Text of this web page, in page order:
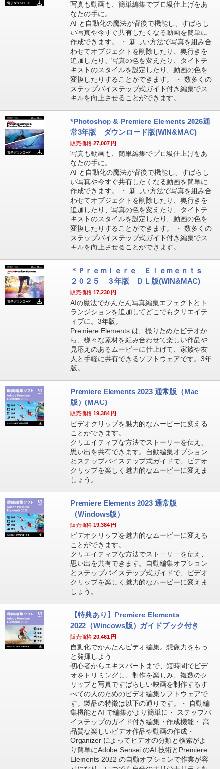
写真も動画も、簡単編集でプロ級仕上げをあ
なたの手に。
AI と自動化の魔法が背後で機能し、すばらし
い写真や今すぐ共有したくなる動画を簡単に
作成できます。 ・ 新しい方法で写真を組み合
わせてオブジェクトを削除したり、奥行きを
追加したり、写真の色を変えたり、タイトテ
キストのスタイルを設定したり、動画の色を
変換したりすることができます。 ・ 数多くの
ステップバイステップ式ガイド付き編集でス
キルを向上させることができます。
*Photoshop & Premiere Elements 2026通
常3年版 ダウンロード版(WIN&MAC)
販売価格 27,007 円
写真も動画も、簡単編集でプロ級仕上げをあ
なたの手に。
AI と自動化の魔法が背後で機能し、すばらし
い写真や今すぐ共有したくなる動画を簡単に
作成できます。 ・ 新しい方法で写真を組み合
わせてオブジェクトを削除したり、奥行きを
追加したり、写真の色を変えたり、タイトテ
キストのスタイルを設定したり、動画の色を
変換したりすることができます。 ・ 数多くの
ステップバイステップ式ガイド付き編集でス
キルを向上させることができます。
＊Ｐｒｅｍｉｅｒｅ Ｅｌｅｍｅｎｔｓ
２０２５ ３年版 ＤＬ版(WIN&MAC)
販売価格 17,230 円
AIの魔法でかんたん写真編集エフェクトとト
ランジションを追加してどこでもクリエイテ
ィブに。3年版。
Premiere Elements は、撮りためたビデオか
ら、様々な素材を組み合わせて楽しい作品や
見応えのあるムービーに仕上げて、家族や友
人と手軽に共有できるソフトウェアです。3年
版。
Premiere Elements 2023 通常版（Mac
版）(MAC)
販売価格 19,384 円
ビデオクリップを魅力的なムービーに変える
ことができます。
クリエイティブな方法でストーリーを伝え、
思い出を共有できます。自動編集オプション
とステップバイステップ式ガイドで、ビデオ
クリップを楽しく魅力的なムービーに変えま
しょう。
Premiere Elements 2023 通常版
（Windows版）
販売価格 19,384 円
ビデオクリップを魅力的なムービーに変える
ことができます。
クリエイティブな方法でストーリーを伝え、
思い出を共有できます。自動編集オプション
とステップバイステップ式ガイドで、ビデオ
クリップを楽しく魅力的なムービーに変えま
しょう。
【特典あり】Premiere Elements
2022（Windows版）ガイドブック付き
販売価格 20,461 円
自動化でかんたんビデオ編集。想像力をもっ
と発揮しよう
初心者からエキスパートまで、短時間でビデ
オをトリミングし、制作を楽しみ、複数のク
リップと写真ですばらしい映画を制作するす
べての人のためのビデオ編集ソフトウェアで
す。製品の特徴は以下の通りです。・ 自動編
集機能とAI で編集がより簡単に・ ステップバ
イステップのガイド付き編集・作成機能・ 高
品質な楽しいビデオ作品や動画の作成・
Organizer によってビデオの分類と検索がよ
り簡単にAdobe Sensei のAI 技術とPremiere
Elements 2022 の自動オプションで作業が容